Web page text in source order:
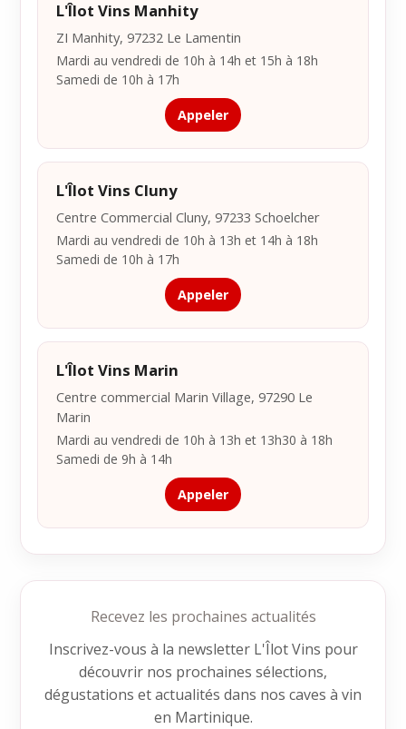
L'Îlot Vins Manhity
ZI Manhity, 97232 Le Lamentin
Mardi au vendredi de 10h à 14h et 15h à 18h
Samedi de 10h à 17h
Appeler
L'Îlot Vins Cluny
Centre Commercial Cluny, 97233 Schoelcher
Mardi au vendredi de 10h à 13h et 14h à 18h
Samedi de 10h à 17h
Appeler
L'Îlot Vins Marin
Centre commercial Marin Village, 97290 Le
Marin
Mardi au vendredi de 10h à 13h et 13h30 à 18h
Samedi de 9h à 14h
Appeler
Recevez les prochaines actualités
Inscrivez-vous à la newsletter L'Îlot Vins pour
découvrir nos prochaines sélections,
dégustations et actualités dans nos caves à vin
en Martinique.